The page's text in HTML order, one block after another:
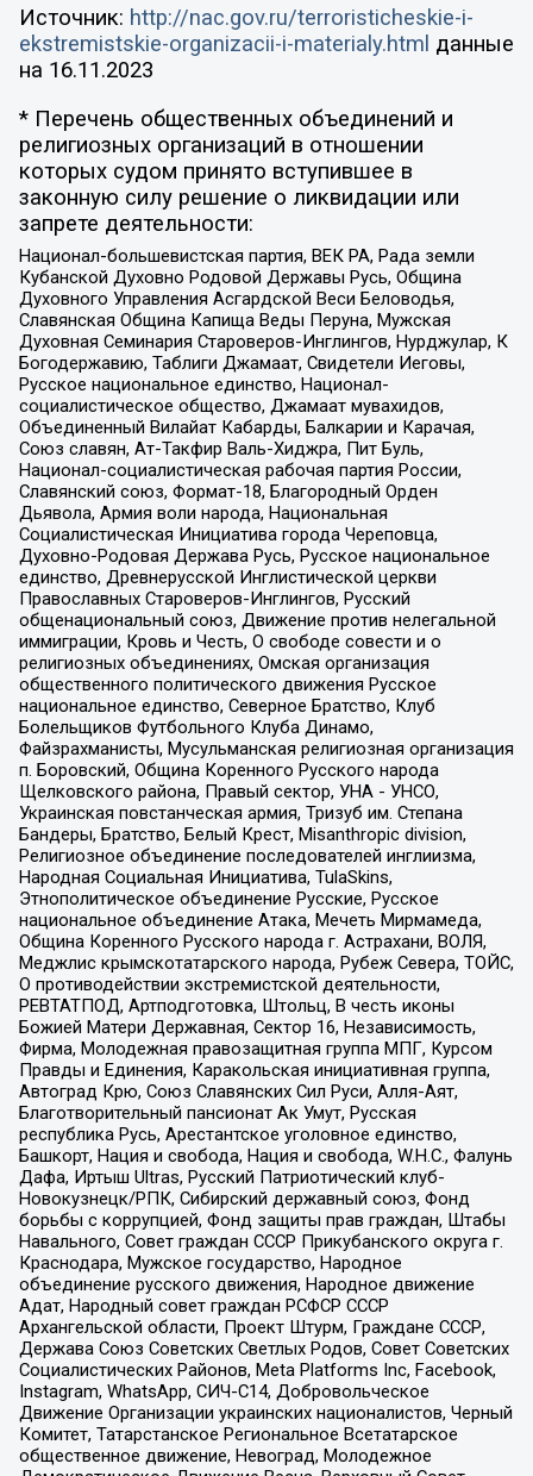
Источник: http://nac.gov.ru/terroristicheskie-i-
ekstremistskie-organizacii-i-materialy.html данные
на 16.11.2023
* Перечень общественных объединений и
религиозных организаций в отношении
которых судом принято вступившее в
законную силу решение о ликвидации или
запрете деятельности:
Национал-большевистская партия, ВЕК РА, Рада земли
Кубанской Духовно Родовой Державы Русь, Община
Духовного Управления Асгардской Веси Беловодья,
Славянская Община Капища Веды Перуна, Мужская
Духовная Семинария Староверов-Инглингов, Нурджулар, К
Богодержавию, Таблиги Джамаат, Свидетели Иеговы,
Русское национальное единство, Национал-
социалистическое общество, Джамаат мувахидов,
Объединенный Вилайат Кабарды, Балкарии и Карачая,
Союз славян, Ат-Такфир Валь-Хиджра, Пит Буль,
Национал-социалистическая рабочая партия России,
Славянский союз, Формат-18, Благородный Орден
Дьявола, Армия воли народа, Национальная
Социалистическая Инициатива города Череповца,
Духовно-Родовая Держава Русь, Русское национальное
единство, Древнерусской Инглистической церкви
Православных Староверов-Инглингов, Русский
общенациональный союз, Движение против нелегальной
иммиграции, Кровь и Честь, О свободе совести и о
религиозных объединениях, Омская организация
общественного политического движения Русское
национальное единство, Северное Братство, Клуб
Болельщиков Футбольного Клуба Динамо,
Файзрахманисты, Мусульманская религиозная организация
п. Боровский, Община Коренного Русского народа
Щелковского района, Правый сектор, УНА - УНСО,
Украинская повстанческая армия, Тризуб им. Степана
Бандеры, Братство, Белый Крест, Misanthropic division,
Религиозное объединение последователей инглиизма,
Народная Социальная Инициатива, TulaSkins,
Этнополитическое объединение Русские, Русское
национальное объединение Атака, Мечеть Мирмамеда,
Община Коренного Русского народа г. Астрахани, ВОЛЯ,
Меджлис крымскотатарского народа, Рубеж Севера, ТОЙС,
О противодействии экстремистской деятельности,
РЕВТАТПОД, Артподготовка, Штольц, В честь иконы
Божией Матери Державная, Сектор 16, Независимость,
Фирма, Молодежная правозащитная группа МПГ, Курсом
Правды и Единения, Каракольская инициативная группа,
Автоград Крю, Союз Славянских Сил Руси, Алля-Аят,
Благотворительный пансионат Ак Умут, Русская
республика Русь, Арестантское уголовное единство,
Башкорт, Нация и свобода, Нация и свобода, W.H.С., Фалунь
Дафа, Иртыш Ultras, Русский Патриотический клуб-
Новокузнецк/РПК, Сибирский державный союз, Фонд
борьбы с коррупцией, Фонд защиты прав граждан, Штабы
Навального, Совет граждан СССР Прикубанского округа г.
Краснодара, Мужское государство, Народное
объединение русского движения, Народное движение
Адат, Народный совет граждан РСФСР СССР
Архангельской области, Проект Штурм, Граждане СССР,
Держава Союз Советских Светлых Родов, Совет Советских
Социалистических Районов, Meta Platforms Inc, Facebook,
Instagram, WhatsApp, СИЧ-С14, Добровольческое
Движение Организации украинских националистов, Черный
Комитет, Татарстанское Региональное Всетатарское
общественное движение, Невоград, Молодежное